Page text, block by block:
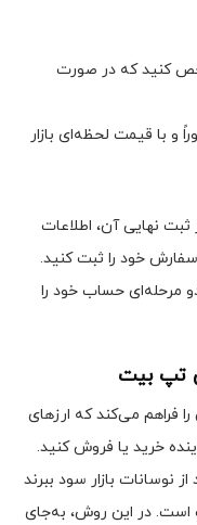
کنید که در صورت
و با قیمت لحظه‌ای بازار
نهایی آن، اطلاعات
خود را ثبت کنید.
دو مرحله‌ای حساب خود را
تپ بیت
فراهم می‌کند که ارزهای
خرید یا فروش کنید.
نوسانات بازار سود ببرند
است. در این روش، به‌جای